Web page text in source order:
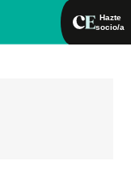
Hazte
socio/a